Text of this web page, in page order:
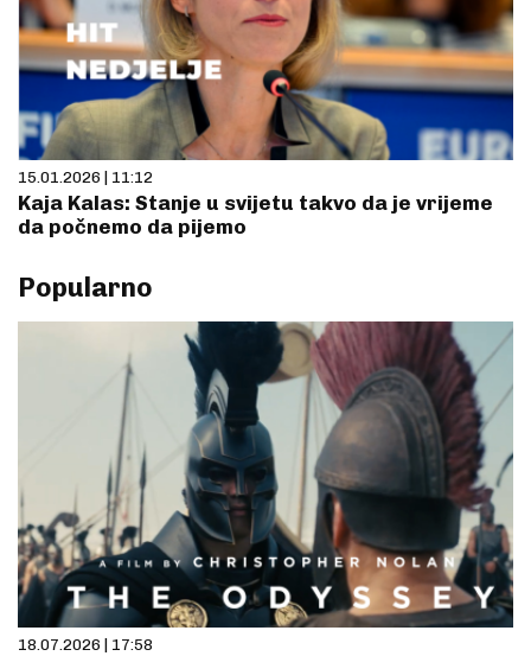
15.01.2026 | 11:12
Kaja Kalas: Stanje u svijetu takvo da je vrijeme
da počnemo da pijemo
Popularno
18.07.2026 | 17:58